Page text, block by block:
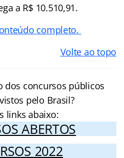
a R$ 10.510,91.
completo.
Volte ao topo
dos concursos públicos
pelo Brasil?
links abaixo:
ABERTOS
2022